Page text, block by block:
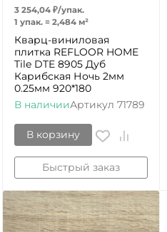
3 254,04 ₽/упак.
1 упак. = 2,484 м²
Кварц-виниловая
плитка REFLOOR HOME
Tile DTE 8905 Дуб
Карибская Ночь 2мм
0.25мм 920*180
В наличииАртикул 71789
В корзину
Быстрый заказ